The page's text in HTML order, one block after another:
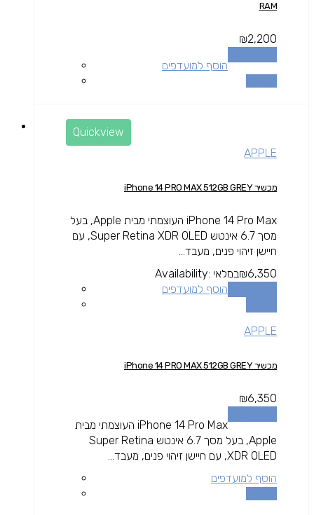
RAM
₪2,200
הוסף למועדפים
Quickview
APPLE
מכשיר iPhone 14 PRO MAX 512GB GREY
iPhone 14 Pro Max העוצמתי מבית Apple, בעל
מסך 6.7 אינטש Super Retina XDR OLED, עם
חיישן זיהוי פנים, מעבד...
₪6,350
Availability: במלאי
הוסף למועדפים
APPLE
מכשיר iPhone 14 PRO MAX 512GB GREY
₪6,350
iPhone 14 Pro Max העוצמתי מבית
Apple, בעל מסך 6.7 אינטש Super Retina
XDR OLED, עם חיישן זיהוי פנים, מעבד...
הוסף למועדפים